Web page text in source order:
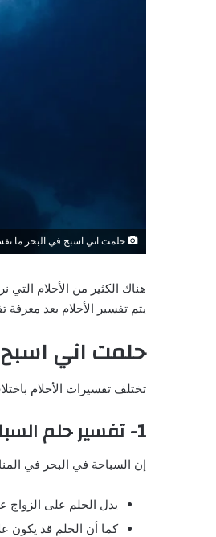
حلمت اني اسبح في البحر ما
هناك الكثير من الأحلام
يتم تفسير الأحلام بعد
حلمت اني اسبح
تختلف تفسيرات الأحلام
1- تفسير حلم السباحة في البحر للعزباء
إن السباحة في البحر في
يدل الحلم على
كما أن الحلم قد يكون